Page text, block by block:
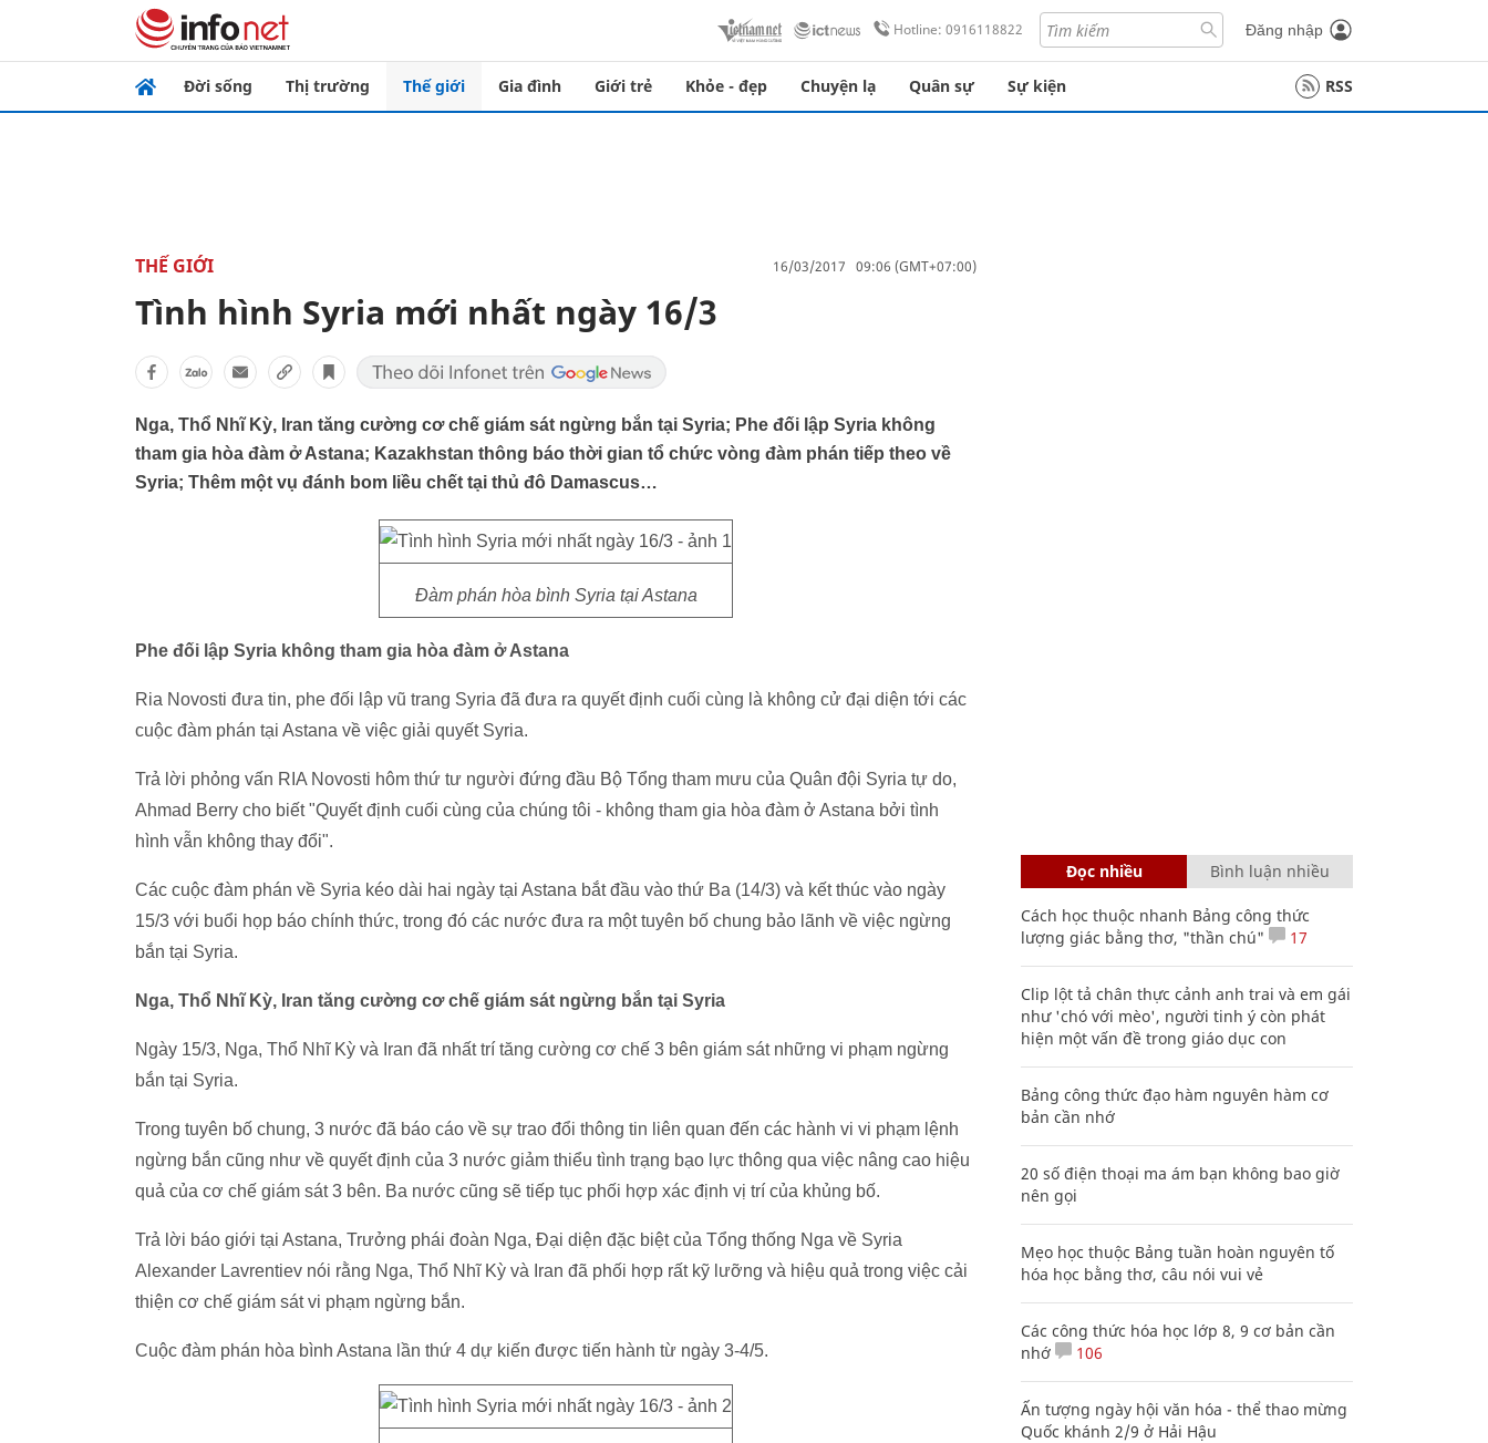
Hotline: 0916118822 Đăng nhập
Đời sống Thị trường Thế giới Gia đình Giới trẻ Khỏe - đẹp Chuyện lạ Quân sự Sự kiện RSS
THẾ GIỚI 16/03/2017 09:06 (GMT+07:00)
Tình hình Syria mới nhất ngày 16/3
Nga, Thổ Nhĩ Kỳ, Iran tăng cường cơ chế giám sát ngừng bắn tại Syria; Phe đối lập Syria không
tham gia hòa đàm ở Astana; Kazakhstan thông báo thời gian tổ chức vòng đàm phán tiếp theo về
Syria; Thêm một vụ đánh bom liều chết tại thủ đô Damascus…
Đàm phán hòa bình Syria tại Astana
Phe đối lập Syria không tham gia hòa đàm ở Astana
Ria Novosti đưa tin, phe đối lập vũ trang Syria đã đưa ra quyết định cuối cùng là không cử đại diện tới các
cuộc đàm phán tại Astana về việc giải quyết Syria.
Trả lời phỏng vấn RIA Novosti hôm thứ tư người đứng đầu Bộ Tổng tham mưu của Quân đội Syria tự do,
Ahmad Berry cho biết "Quyết định cuối cùng của chúng tôi - không tham gia hòa đàm ở Astana bởi tình
hình vẫn không thay đổi".
Các cuộc đàm phán về Syria kéo dài hai ngày tại Astana bắt đầu vào thứ Ba (14/3) và kết thúc vào ngày
15/3 với buổi họp báo chính thức, trong đó các nước đưa ra một tuyên bố chung bảo lãnh về việc ngừng
bắn tại Syria.
Nga, Thổ Nhĩ Kỳ, Iran tăng cường cơ chế giám sát ngừng bắn tại Syria
Ngày 15/3, Nga, Thổ Nhĩ Kỳ và Iran đã nhất trí tăng cường cơ chế 3 bên giám sát những vi phạm ngừng
bắn tại Syria.
Trong tuyên bố chung, 3 nước đã báo cáo về sự trao đổi thông tin liên quan đến các hành vi vi phạm lệnh
ngừng bắn cũng như về quyết định của 3 nước giảm thiểu tình trạng bạo lực thông qua việc nâng cao hiệu
quả của cơ chế giám sát 3 bên. Ba nước cũng sẽ tiếp tục phối hợp xác định vị trí của khủng bố.
Trả lời báo giới tại Astana, Trưởng phái đoàn Nga, Đại diện đặc biệt của Tổng thống Nga về Syria
Alexander Lavrentiev nói rằng Nga, Thổ Nhĩ Kỳ và Iran đã phối hợp rất kỹ lưỡng và hiệu quả trong việc cải
thiện cơ chế giám sát vi phạm ngừng bắn.
Cuộc đàm phán hòa bình Astana lần thứ 4 dự kiến được tiến hành từ ngày 3-4/5.
Đọc nhiều Bình luận nhiều
Cách học thuộc nhanh Bảng công thức
lượng giác bằng thơ, "thần chú"
17
Clip lột tả chân thực cảnh anh trai và em gái
như 'chó với mèo', người tinh ý còn phát
hiện một vấn đề trong giáo dục con
Bảng công thức đạo hàm nguyên hàm cơ
bản cần nhớ
20 số điện thoại ma ám bạn không bao giờ
nên gọi
Mẹo học thuộc Bảng tuần hoàn nguyên tố
hóa học bằng thơ, câu nói vui vẻ
Các công thức hóa học lớp 8, 9 cơ bản cần
nhớ
106
Ấn tượng ngày hội văn hóa - thể thao mừng
Quốc khánh 2/9 ở Hải Hậu